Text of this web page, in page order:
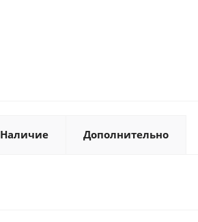
Наличие Дополнительно